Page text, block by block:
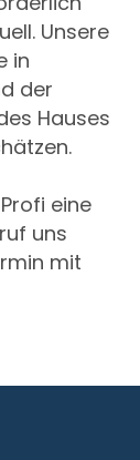
Unsere
in
der
Hauses
eine
uns
mit